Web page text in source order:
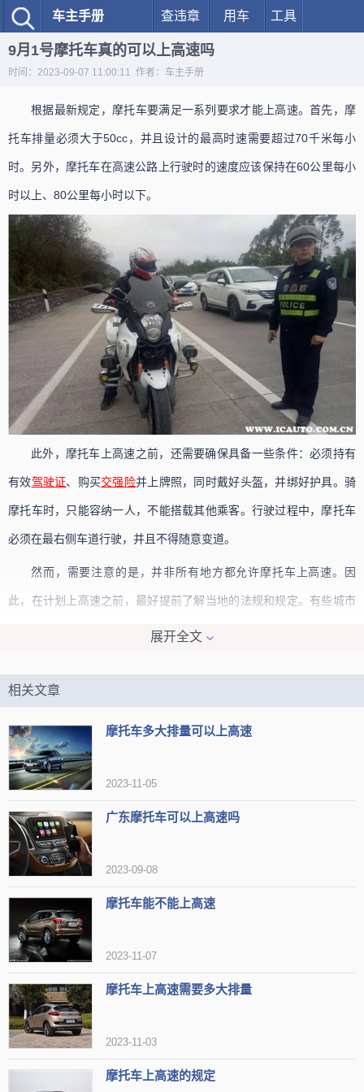
车主手册 查违章 用车 工具
9月1号摩托车真的可以上高速吗
时间：2023-09-07 11:00:11 作者：车主手册
根据最新规定，摩托车要满足一系列要求才能上高速。首先，摩
托车排量必须大于50cc，并且设计的最高时速需要超过70千米每小
时。另外，摩托车在高速公路上行驶时的速度应该保持在60公里每小
时以上、80公里每小时以下。
此外，摩托车上高速之前，还需要确保具备一些条件：必须持有
有效驾驶证、购买交强险并上牌照，同时戴好头盔，并绑好护具。骑
摩托车时，只能容纳一人，不能搭载其他乘客。行驶过程中，摩托车
必须在最右侧车道行驶，并且不得随意变道。
然而，需要注意的是，并非所有地方都允许摩托车上高速。因
此，在计划上高速之前，最好提前了解当地的法规和规定。有些城市
甚至要求摩托车领取特殊卡片才能进入高速公路。明令禁止摩托车上
西以及四川等地。
展开全文
相关文章
摩托车多大排量可以上高速
2023-11-05
广东摩托车可以上高速吗
2023-09-08
摩托车能不能上高速
2023-11-07
摩托车上高速需要多大排量
2023-11-03
摩托车上高速的规定